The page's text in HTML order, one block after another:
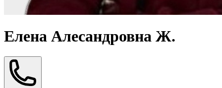
Елена Алесандровна Ж.